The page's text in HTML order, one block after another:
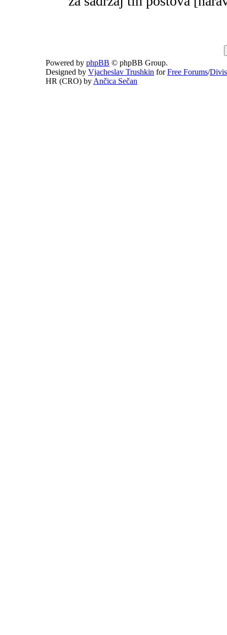
Powered by phpBB © phpBB Group.
Designed by Vjacheslav Trushkin forFree Forums/
HR (CRO) by Ančica Sečan